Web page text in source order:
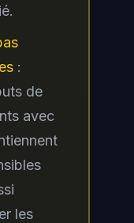
:
de
avec
les